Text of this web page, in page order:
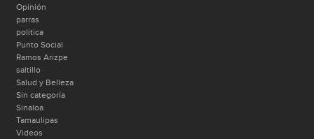
Opinión
parras
politica
Punto Social
Ramos Arizpe
saltillo
Salud y Belleza
Sin categoría
Sinaloa
Tamaulipas
Videos